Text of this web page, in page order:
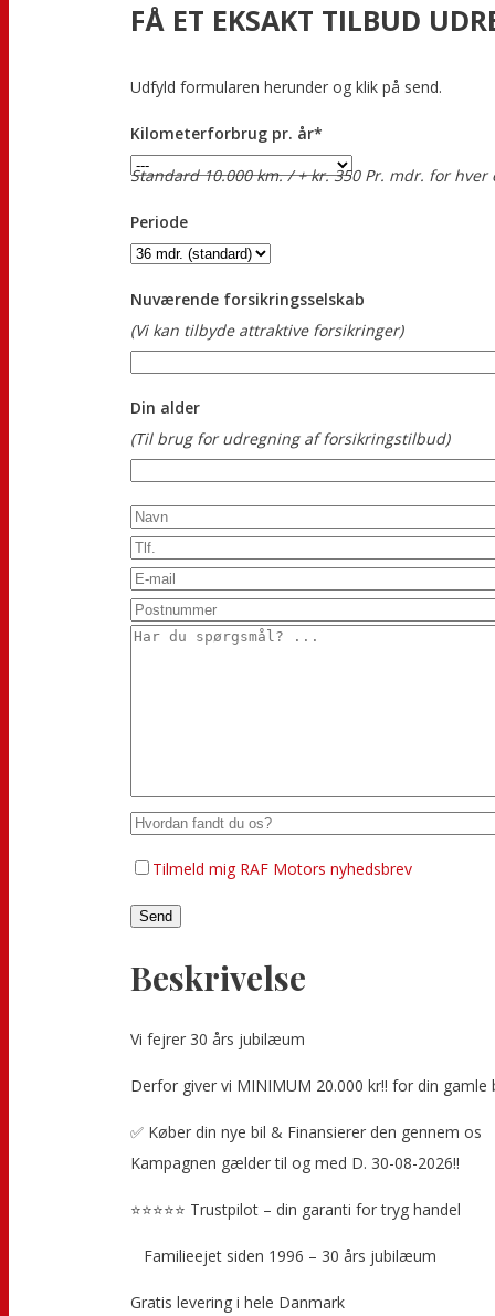
FÅ ET EKSAKT TILBUD
Udfyld formularen herunder og klik på send.
Kilometerforbrug pr. år*
Standard 10.000 km. / + kr. 350 Pr. mdr. for hver
Periode
Nuværende forsikringsselskab
(Vi kan tilbyde attraktive forsikringer)
Din alder
(Til brug for udregning af forsikringstilbud)
Tilmeld mig RAF Motors nyhedsbrev
Beskrivelse
Vi fejrer 30 års jubilæum
Derfor giver vi MINIMUM 20.000 kr!! for din gamle
✅ Køber din nye bil & Finansierer den gennem os
Kampagnen gælder til og med D. 30-08-2026!!
⭐⭐⭐⭐⭐ Trustpilot – din garanti for tryg handel
‍ ‍ ‍ Familieejet siden 1996 – 30 års jubilæum
Gratis levering i hele Danmark